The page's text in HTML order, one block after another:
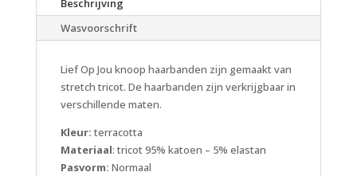
Beschrijving
Wasvoorschrift
Lief Op Jou knoop haarbanden zijn gemaakt van
stretch tricot. De haarbanden zijn verkrijgbaar in
verschillende maten.
Kleur: terracotta
Materiaal: tricot 95% katoen – 5% elastan
Pasvorm: Normaal